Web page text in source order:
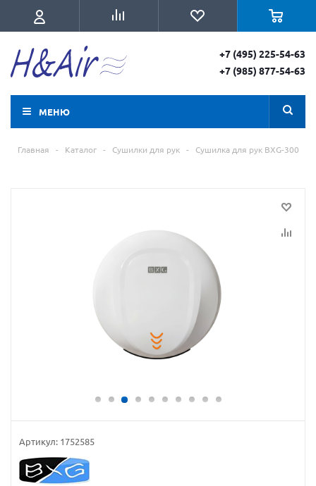
+7 (495) 225-54-63
+7 (985) 877-54-63
МЕНЮ
Главная - Каталог - Сушилки для рук - Сушилка для рук BXG-300
Артикул: 1752585